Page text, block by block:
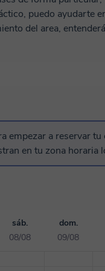
puedo ayudarte
del area,
luego de
empezar a reservar tu
en tu zona horaria
sáb.
08/08
dom.
09/08